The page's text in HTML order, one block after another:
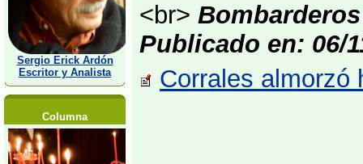
Sergio Erick Ardón
Escritor y Analista
Columna
<br>
Publicado en: 06/
Corrales almorzó